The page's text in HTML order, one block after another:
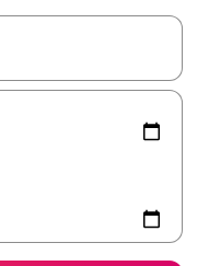
kwa kutumia vitufe vya